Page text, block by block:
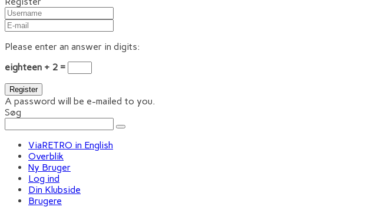
Please enter an answer in digits:
eighteen + 2 =
A password will be e-mailed to you.
Søg
ViaRETRO in English
Overblik
Ny Bruger
Log ind
Din Klubside
Brugere